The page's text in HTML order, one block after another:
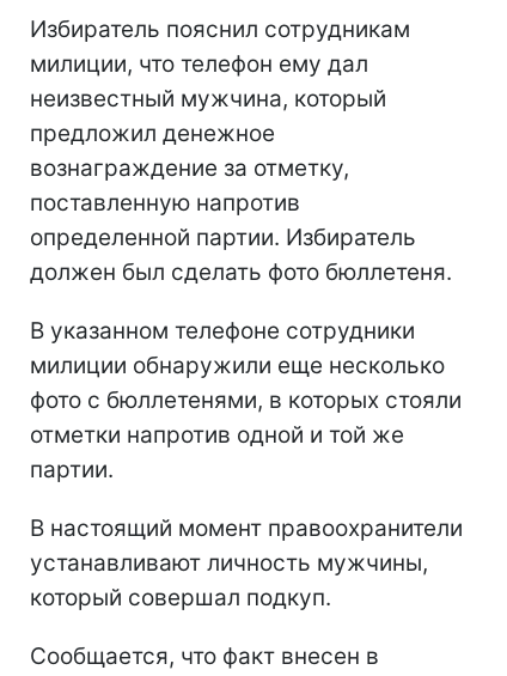
Избиратель пояснил сотрудникам
милиции, что телефон ему дал
неизвестный мужчина, который
предложил денежное
вознаграждение за отметку,
поставленную напротив
определенной партии. Избиратель
должен был сделать фото бюллетеня.
В указанном телефоне сотрудники
милиции обнаружили еще несколько
фото с бюллетенями, в которых стояли
отметки напротив одной и той же
партии.
В настоящий момент правоохранители
устанавливают личность мужчины,
который совершал подкуп.
Сообщается, что факт внесен в